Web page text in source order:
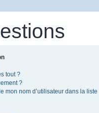
tout ?
?
mon nom d’utilisateur dans la liste